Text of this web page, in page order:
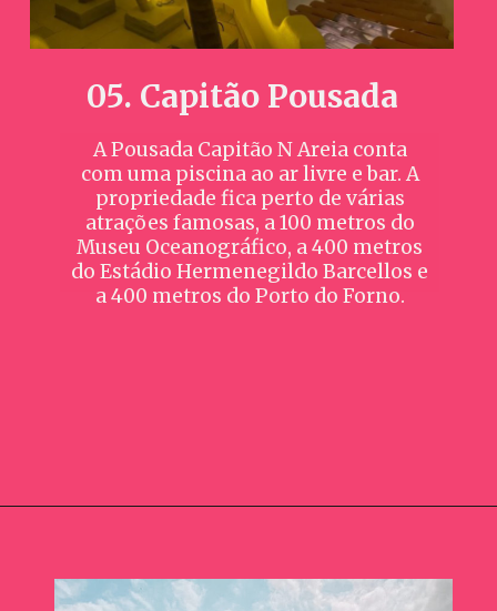
A Pousada Capitão N Areia conta
com uma piscina ao ar livre e bar. A
propriedade fica perto de várias
atrações famosas, a 100 metros do
Museu Oceanográfico, a 400 metros
do Estádio Hermenegildo Barcellos e
a 400 metros do Porto do Forno.
05. Capitão Pousada